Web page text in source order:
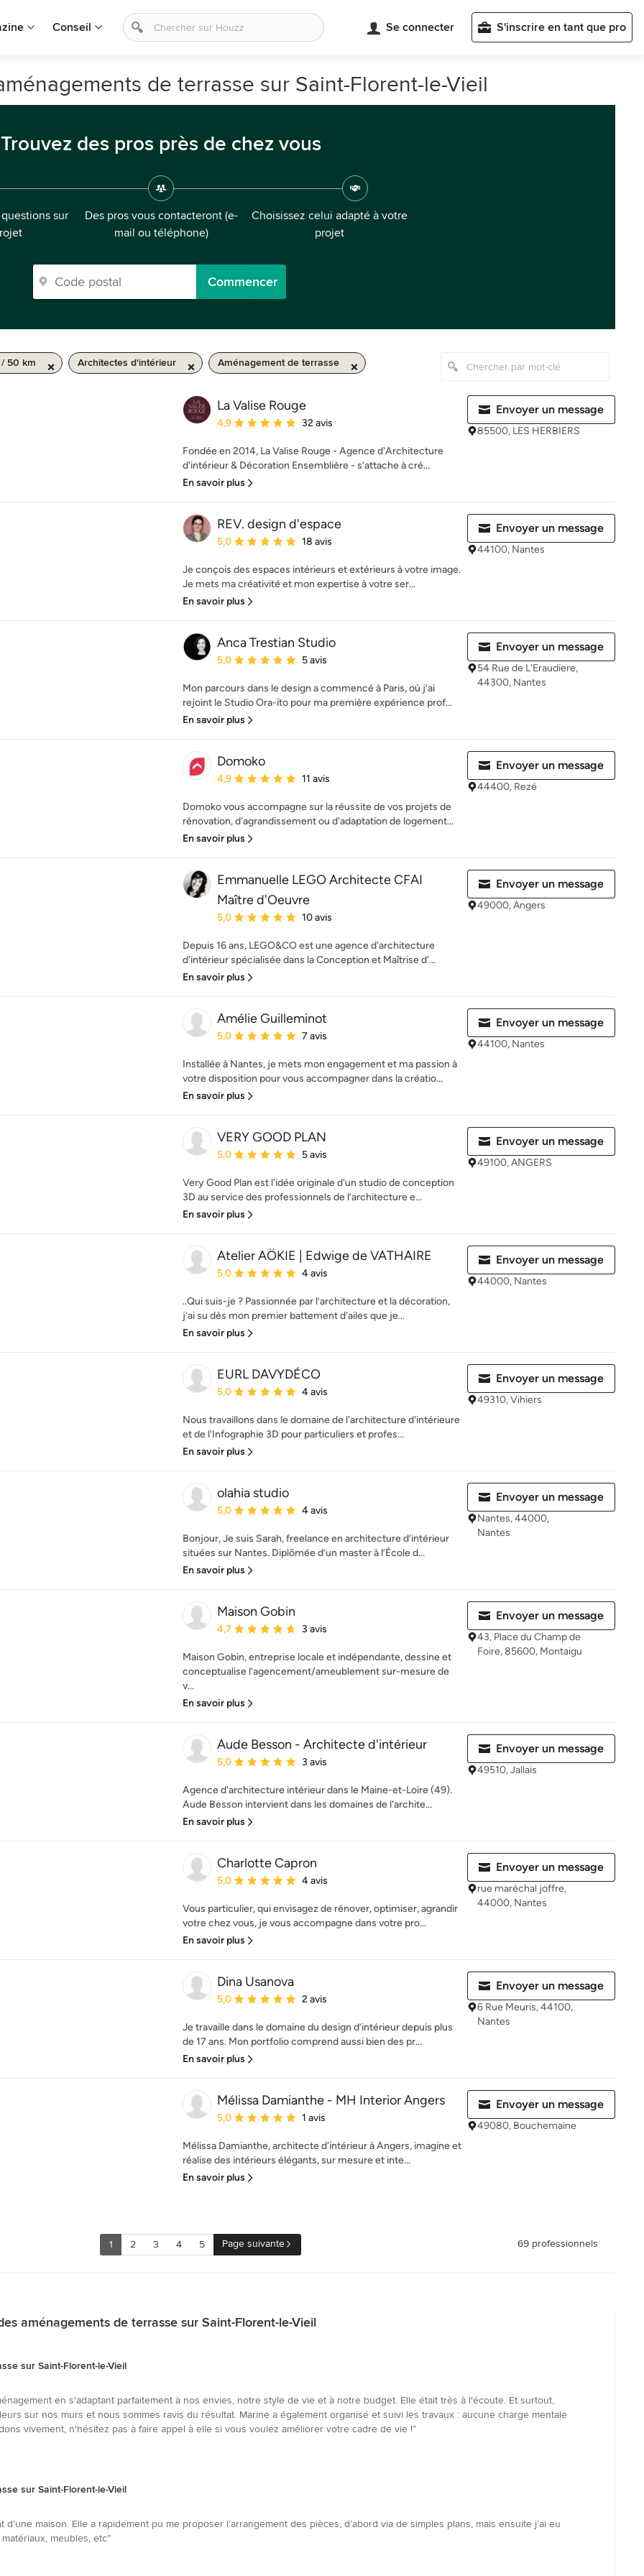
Conseil Se connecter S'inscrire en tant que pro
de terrasse sur Saint-Florent-le-Vieil
Trouvez des pros près de chez vous
sur
Des pros vous contacteront (e-
mail ou téléphone)
Choisissez celui adapté à votre
projet
Commencer
/ 50 km Architectes d'intérieur Aménagement de terrasse
La Valise Rouge
Note moyenne : 4.9 étoiles sur 5
4,9 32 avis
Fondée en 2014, La Valise Rouge - Agence d'Architecture
d'intérieur & Décoration Ensemblière - s’attache à cré...
En savoir plus
Envoyer un message
85500, LES HERBIERS
REV. design d'espace
Note moyenne : 5 étoiles sur 5
5,0 18 avis
Je conçois des espaces intérieurs et extérieurs à votre image.
Je mets ma créativité et mon expertise à votre ser...
En savoir plus
Envoyer un message
44100, Nantes
Anca Trestian Studio
Note moyenne : 5 étoiles sur 5
5,0 5 avis
Mon parcours dans le design a commencé à Paris, où j’ai
rejoint le Studio Ora-ïto pour ma première expérience prof...
En savoir plus
Envoyer un message
54 Rue de L'Eraudiere,
44300, Nantes
Domoko
Note moyenne : 4.9 étoiles sur 5
4,9 11 avis
Domoko vous accompagne sur la réussite de vos projets de
rénovation, d'agrandissement ou d'adaptation de logement...
En savoir plus
Envoyer un message
44400, Rezé
Emmanuelle LEGO Architecte CFAI
Maître d'Oeuvre
Note moyenne : 5 étoiles sur 5
5,0 10 avis
Depuis 16 ans, LEGO&CO est une agence d'architecture
d'intérieur spécialisée dans la Conception et Maîtrise d'...
En savoir plus
Envoyer un message
49000, Angers
Amélie Guilleminot
Note moyenne : 5 étoiles sur 5
5,0 7 avis
Installée à Nantes, je mets mon engagement et ma passion à
votre disposition pour vous accompagner dans la créatio...
En savoir plus
Envoyer un message
44100, Nantes
VERY GOOD PLAN
Note moyenne : 5 étoiles sur 5
5,0 5 avis
Very Good Plan est l'idée originale d'un studio de conception
3D au service des professionnels de l’architecture e...
En savoir plus
Envoyer un message
49100, ANGERS
Atelier AÖKIE | Edwige de VATHAIRE
Note moyenne : 5 étoiles sur 5
5,0 4 avis
..Qui suis-je ? Passionnée par l’architecture et la décoration,
j’ai su dès mon premier battement d'ailes que je...
En savoir plus
Envoyer un message
44000, Nantes
EURL DAVYDÉCO
Note moyenne : 5 étoiles sur 5
5,0 4 avis
Nous travaillons dans le domaine de l'architecture d'intérieure
et de l'Infographie 3D pour particuliers et profes...
En savoir plus
Envoyer un message
49310, Vihiers
olahia studio
Note moyenne : 5 étoiles sur 5
5,0 4 avis
Bonjour, Je suis Sarah, freelance en architecture d’intérieur
situées sur Nantes. Diplômée d’un master à l’École d...
En savoir plus
Envoyer un message
Nantes, 44000,
Nantes
Maison Gobin
Note moyenne : 4.7 étoiles sur 5
4,7 3 avis
Maison Gobin, entreprise locale et indépendante, dessine et
conceptualise l’agencement/ameublement sur-mesure de
v...
En savoir plus
Envoyer un message
43, Place du Champ de
Foire, 85600, Montaigu
Aude Besson - Architecte d'intérieur
Note moyenne : 5 étoiles sur 5
5,0 3 avis
Agence d'architecture intérieur dans le Maine-et-Loire (49).
Aude Besson intervient dans les domaines de l'archite...
En savoir plus
Envoyer un message
49510, Jallais
Charlotte Capron
Note moyenne : 5 étoiles sur 5
5,0 4 avis
Vous particulier, qui envisagez de rénover, optimiser, agrandir
votre chez vous, je vous accompagne dans votre pro...
En savoir plus
Envoyer un message
rue maréchal joffre,
44000, Nantes
Dina Usanova
Note moyenne : 5 étoiles sur 5
5,0 2 avis
Je travaille dans le domaine du design d’intérieur depuis plus
de 17 ans. Mon portfolio comprend aussi bien des pr...
En savoir plus
Envoyer un message
6 Rue Meuris, 44100,
Nantes
Mélissa Damianthe - MH Interior Angers
Note moyenne : 5 étoiles sur 5
5,0 1 avis
Mélissa Damianthe, architecte d'intérieur à Angers, imagine et
réalise des intérieurs élégants, sur mesure et inte...
En savoir plus
Envoyer un message
49080, Bouchemaine
1 2 3 4 5 Page suivante 69 professionnels
aménagements de terrasse sur Saint-Florent-le-Vieil
sur Saint-Florent-le-Vieil
en s'adaptant parfaitement à nos envies, notre style de vie et à notre budget. Elle était très à l'écoute. Et surtout,
sur nos murs et nous sommes ravis du résultat. Marine a également organisé et suivi les travaux : aucune charge mentale
vivement, n'hésitez pas à faire appel à elle si vous voulez améliorer votre cadre de vie !”
sur Saint-Florent-le-Vieil
d’une maison. Elle a rapidement pu me proposer l’arrangement des pièces, d’abord via de simples plans, mais ensuite j’ai eu
meubles, etc”